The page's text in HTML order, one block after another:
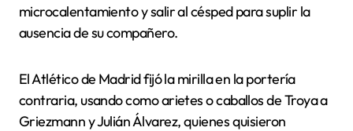
microcalentamiento y salir al césped para suplir la
ausencia de su compañero.
El Atlético de Madrid fijó la mirilla en la portería
contraria, usando como arietes o caballos de Troya a
Griezmann y Julián Álvarez, quienes quisieron